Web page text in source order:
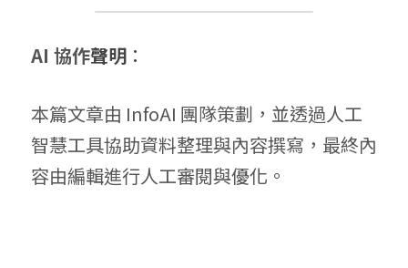
AI 協作聲明 ：
本篇文章由 InfoAI 團隊策劃，並透過人工
智慧工具協助資料整理與內容撰寫，最終內
容由編輯進行人工審閱與優化。